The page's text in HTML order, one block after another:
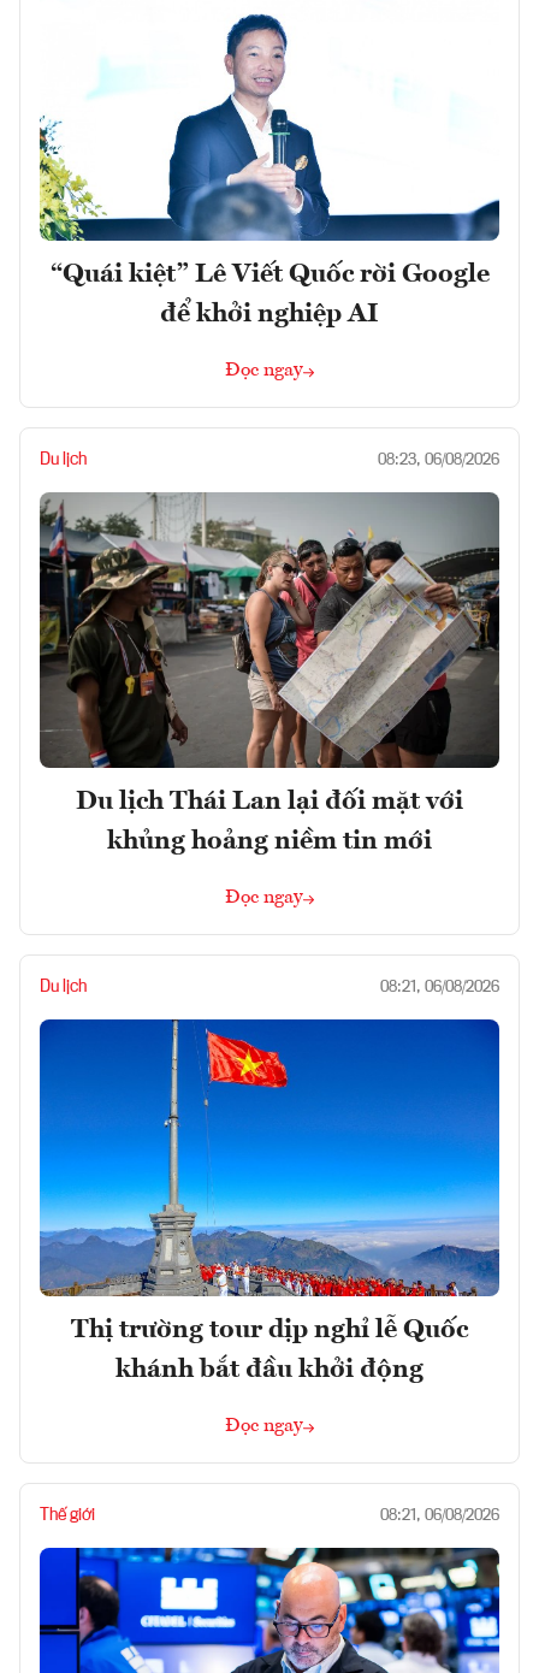
“Quái kiệt” Lê Viết Quốc rời Google
để khởi nghiệp AI
Đọc ngay
Du lịch 08:23, 06/08/2026
Du lịch Thái Lan lại đối mặt với
khủng hoảng niềm tin mới
Đọc ngay
Du lịch 08:21, 06/08/2026
Thị trường tour dịp nghỉ lễ Quốc
khánh bắt đầu khởi động
Đọc ngay
Thế giới 08:21, 06/08/2026